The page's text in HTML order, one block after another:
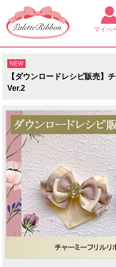
マイペ
NEW
【ダウンロードレシピ販売】
Ver.2